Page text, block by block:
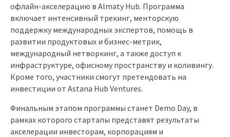
офлайн-акселерацию в Almaty Hub. Программа
включает интенсивный трекинг, менторскую
поддержку международных экспертов, помощь в
развитии продуктовых и бизнес-метрик,
международный нетворкинг, а также доступ к
инфраструктуре, офисному пространству и коливингу.
Кроме того, участники смогут претендовать на
инвестиции от Astana Hub Ventures.
Финальным этапом программы станет Demo Day, в
рамках которого стартапы представят результаты
акселерации инвесторам, корпорациям и